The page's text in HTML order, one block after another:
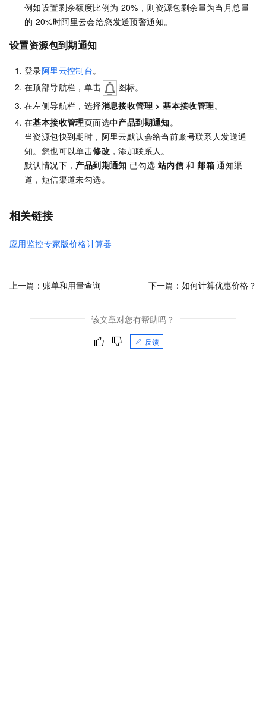
例如设置剩余额度比例为 20%，则资源包剩余量为当月总量
的 20%时阿里云会给您发送预警通知。
设置资源包到期通知
登录阿里云控制台。
在顶部导航栏，单击
图标。
在左侧导航栏，选择消息接收管理 >基本接收管理。
在基本接收管理页面选中产品到期通知。
当资源包快到期时，阿里云默认会给当前账号联系人发送通
知。您也可以单击修改 ，添加联系人。
默认情况下， 产品到期通知 已勾选 站内信和 邮箱 通知渠
道，短信渠道未勾选。
相关链接
应用监控专家版价格计算器
上一篇： 账单和用量查询 下一篇： 如何计算优惠价格？
该文章对您有帮助吗？
反馈